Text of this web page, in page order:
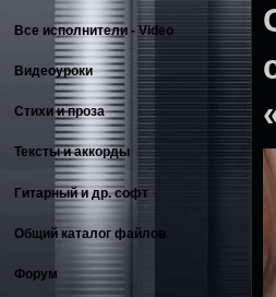
Все исполнители - Video
Видеоуроки
Стихи и проза
Тексты и аккорды
Гитарный и др. софт
Общий каталог файлов
Форум